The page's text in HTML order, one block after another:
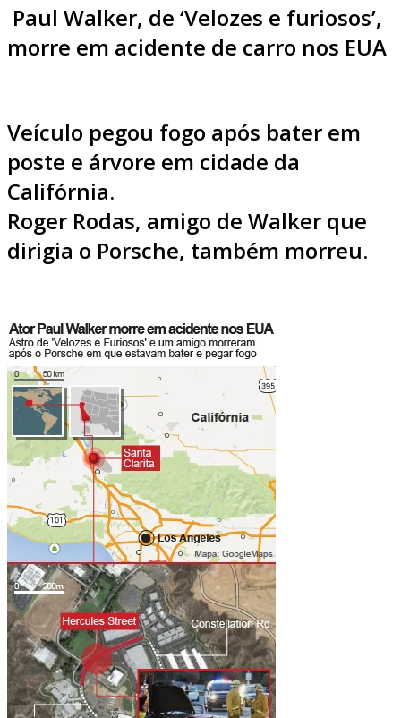
Paul Walker, de ‘Velozes e furiosos’,
morre em acidente de carro nos EUA
Veículo pegou fogo após bater em
poste e árvore em cidade da
Califórnia.
Roger Rodas, amigo de Walker que
dirigia o Porsche, também morreu.